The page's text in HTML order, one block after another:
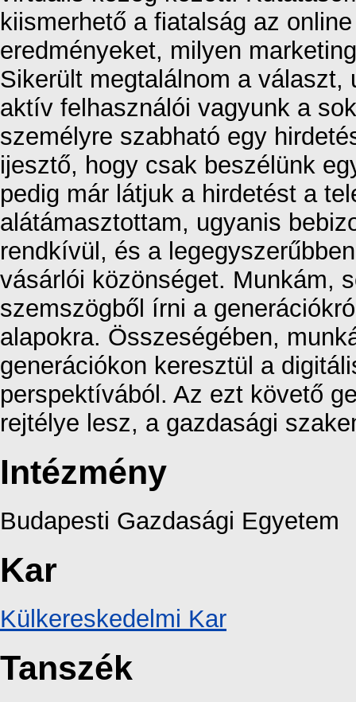
kiismerhető a fiatalság az
eredményeket, milyen
Sikerült megtalálnom a
aktív felhasználói vagyunk a
személyre szabható egy
ijesztő, hogy csak beszélünk
pedig már látjuk a hirdetést a
alátámasztottam, ugyanis
rendkívül, és a
vásárlói közönséget. Munkám,
szemszögből írni a
alapokra. Összeségében,
generációkon keresztül a
perspektívából. Az ezt követő
rejtélye lesz, a gazdasági
Intézmény
Budapesti Gazdasági Egyetem
Kar
Külkereskedelmi Kar
Tanszék